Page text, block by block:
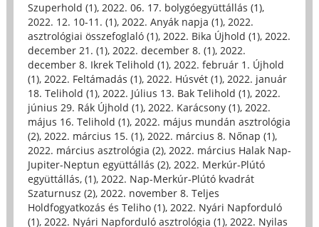
Szuperhold (1), 2022. 06. 17. bolygóegyüttállás (1),
2022. 12. 10-11. (1), 2022. Anyák napja (1), 2022.
asztrológiai összefoglaló (1), 2022. Bika Újhold (1), 2022.
december 21. (1), 2022. december 8. (1), 2022.
december 8. Ikrek Telihold (1), 2022. február 1. Újhold
(1), 2022. Feltámadás (1), 2022. Húsvét (1), 2022. január
18. Telihold (1), 2022. Július 13. Bak Telihold (1), 2022.
június 29. Rák Újhold (1), 2022. Karácsony (1), 2022.
május 16. Telihold (1), 2022. május mundán asztrológia
(2), 2022. március 15. (1), 2022. március 8. Nőnap (1),
2022. március asztrológia (2), 2022. március Halak Nap-
Jupiter-Neptun együttállás (2), 2022. Merkúr-Plútó
együttállás, (1), 2022. Nap-Merkúr-Plútó kvadrát
Szaturnusz (2), 2022. november 8. Teljes
Holdfogyatkozás és Teliho (1), 2022. Nyári Napforduló
(1), 2022. Nyári Napforduló asztrológia (1), 2022. Nyilas